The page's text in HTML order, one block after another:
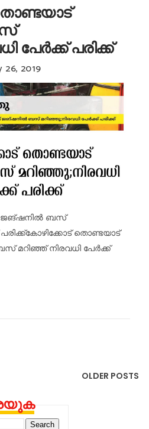
പേര്‍ക്ക് പരിക്ക്‌
26, 2019
ജങ്ഷനില്‍ ബസ്
തൊണ്ടയാട്
നിരവധി പേർക്ക്
OLDER POSTS